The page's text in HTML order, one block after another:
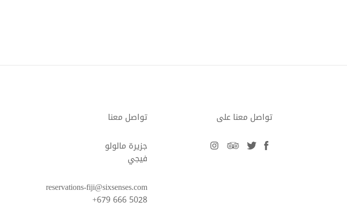
تواصل معنا
جزيرة مالولو
فيجي
reservations-fiji@sixsenses.com
+679 666 5028
تواصل معنا على
facebook
twitter
tripadvisor